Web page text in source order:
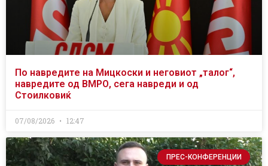
По навредите на Мицкоски и неговиот „талог“,
навредите од ВМРО, сега навреди и од
Стоилковиќ
07/08/2026 12:47
ПРЕС-КОНФЕРЕНЦИИ